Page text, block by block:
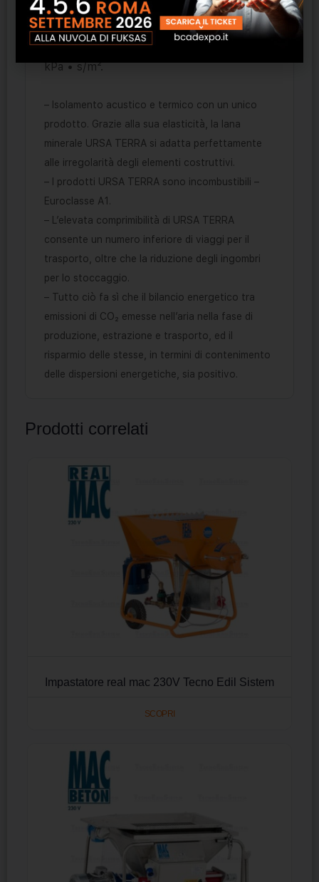
molto bassi grazie alla sua elasticità. Tutti i
prodotti della gamma URSA TERRA hanno
valori di resistività al flusso dell’aria > 5
kPa • s/m².
– Isolamento acustico e termico con un unico
prodotto. Grazie alla sua elasticità, la lana
minerale URSA TERRA si adatta perfettamente
alle irregolarità degli elementi costruttivi.
– I prodotti URSA TERRA sono incombustibili –
Euroclasse A1.
– L’elevata comprimibilità di URSA TERRA
consente un numero inferiore di viaggi per il
trasporto, oltre che la riduzione degli ingombri
per lo stoccaggio.
– Tutto ciò fa sì che il bilancio energetico tra
emissioni di CO₂ emesse nell’aria nella fase di
produzione, estrazione e trasporto, ed il
risparmio delle stesse, in termini di contenimento
delle dispersioni energetiche, sia positivo.
Prodotti correlati
Impastatore real mac 230V Tecno Edil Sistem
SCOPRI